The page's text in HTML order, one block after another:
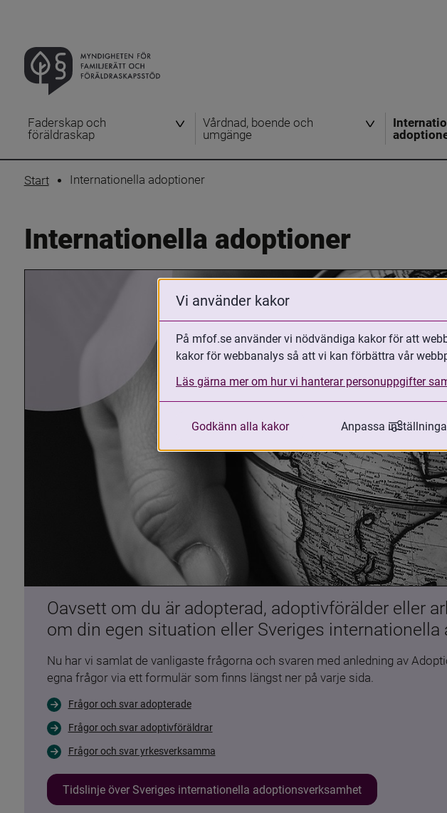
Faderskap och
föräldraskap
Vårdnad, boende och
umgänge
Start Internationella adoptioner
Internationella adoptioner
Oavsett om du är adopterad, adoptivförälder eller
om din egen situation eller Sveriges
Nu har vi samlat de vanligaste frågorna och svaren med anledning av
egna frågor via ett formulär som finns längst ner på varje sida.
Frågor och svar adopterade
Frågor och svar adoptivföräldrar
Frågor och svar yrkesverksamma
Tidslinje över Sveriges internationella adoptionsverksamhet
Vi använder kakor
På mfof.se använder vi nödvändiga kakor för att
kakor för webbanalys så att vi kan förbättra vår
Läs gärna mer om hur vi hanterar personuppgifter
Godkänn alla kakor Anpassa